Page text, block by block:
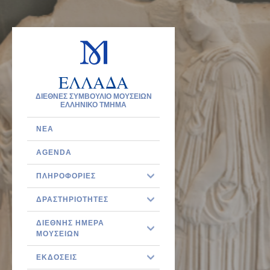
ΕΛΛΑΔΑ
ΔΙΕΘΝΕΣ ΣΥΜΒΟΥΛΙΟ ΜΟΥΣΕΙΩΝ
ΕΛΛΗΝΙΚΟ ΤΜΗΜΑ
ΝΈΑ
AGENDA
ΠΛΗΡΟΦΟΡΊΕΣ
ΔΡΑΣΤΗΡΙΌΤΗΤΕΣ
ΔΙΕΘΝΉΣ ΗΜΈΡΑ
ΜΟΥΣΕΊΩΝ
ΕΚΔΌΣΕΙΣ